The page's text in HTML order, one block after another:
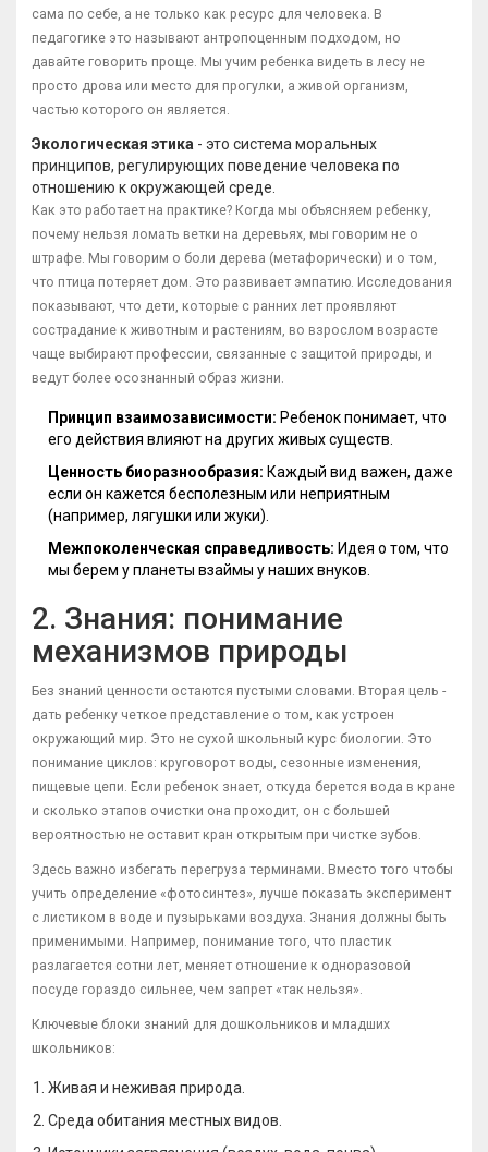
сама по себе, а не только как ресурс для человека. В
педагогике это называют антропоценным подходом, но
давайте говорить проще. Мы учим ребенка видеть в лесу не
просто дрова или место для прогулки, а живой организм,
частью которого он является.
Экологическая этика - это система моральных
принципов, регулирующих поведение человека по
отношению к окружающей среде.
Как это работает на практике? Когда мы объясняем ребенку,
почему нельзя ломать ветки на деревьях, мы говорим не о
штрафе. Мы говорим о боли дерева (метафорически) и о том,
что птица потеряет дом. Это развивает эмпатию. Исследования
показывают, что дети, которые с ранних лет проявляют
сострадание к животным и растениям, во взрослом возрасте
чаще выбирают профессии, связанные с защитой природы, и
ведут более осознанный образ жизни.
Принцип взаимозависимости: Ребенок понимает, что
его действия влияют на других живых существ.
Ценность биоразнообразия: Каждый вид важен, даже
если он кажется бесполезным или неприятным
(например, лягушки или жуки).
Межпоколенческая справедливость: Идея о том, что
мы берем у планеты взаймы у наших внуков.
2. Знания: понимание
механизмов природы
Без знаний ценности остаются пустыми словами. Вторая цель -
дать ребенку четкое представление о том, как устроен
окружающий мир. Это не сухой школьный курс биологии. Это
понимание циклов: круговорот воды, сезонные изменения,
пищевые цепи. Если ребенок знает, откуда берется вода в кране
и сколько этапов очистки она проходит, он с большей
вероятностью не оставит кран открытым при чистке зубов.
Здесь важно избегать перегруза терминами. Вместо того чтобы
учить определение «фотосинтез», лучше показать эксперимент
с листиком в воде и пузырьками воздуха. Знания должны быть
применимыми. Например, понимание того, что пластик
разлагается сотни лет, меняет отношение к одноразовой
посуде гораздо сильнее, чем запрет «так нельзя».
Ключевые блоки знаний для дошкольников и младших
школьников:
Живая и неживая природа.
Среда обитания местных видов.